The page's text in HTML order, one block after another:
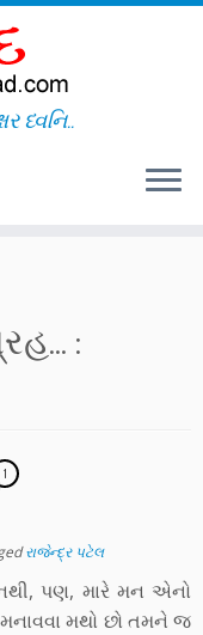
ધ્વનિ..
:
1
રાજેન્દ્ર પટેલ
પણ, મારે મન એનો
મથો છો તમને જ